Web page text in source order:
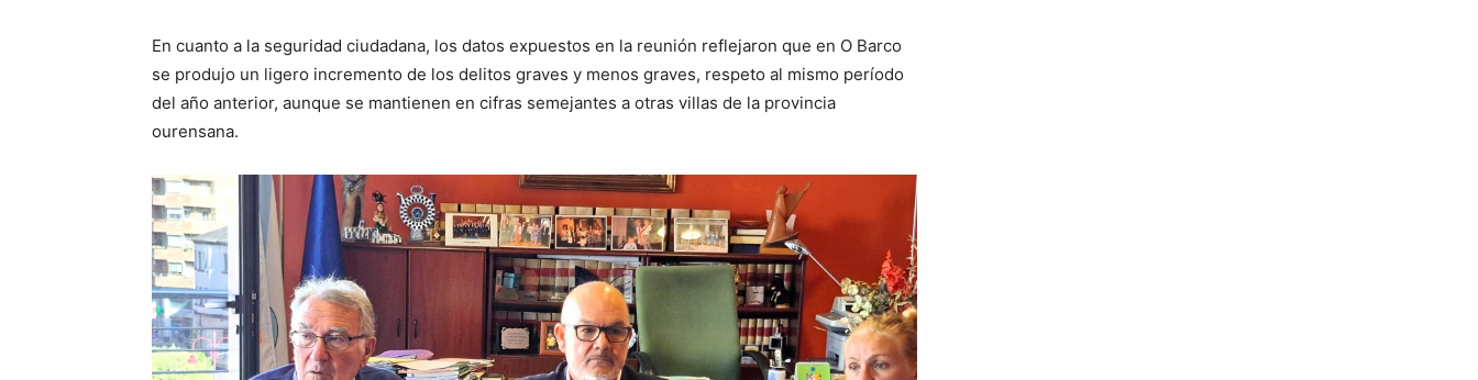
En cuanto a la seguridad ciudadana, los datos expuestos en la reunión reflejaron que en O Barco
se produjo un ligero incremento de los delitos graves y menos graves, respeto al mismo período
del año anterior, aunque se mantienen en cifras semejantes a otras villas de la provincia
ourensana.